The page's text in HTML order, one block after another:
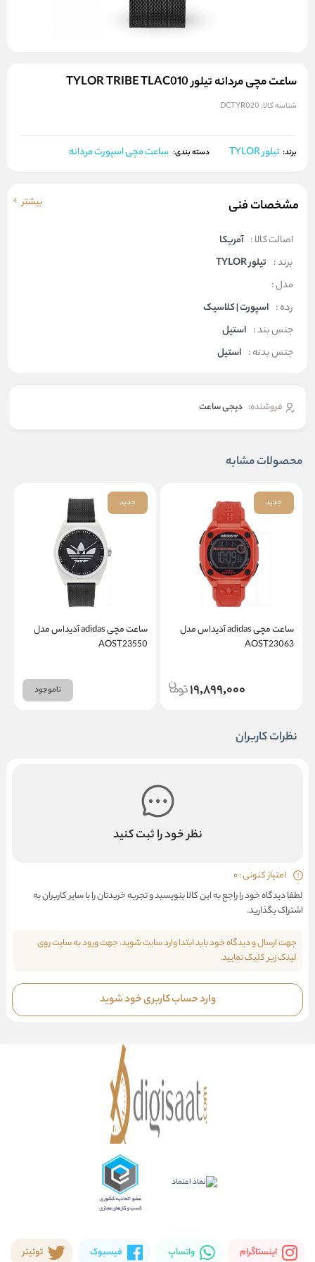
ساعت مچی مردانه تیلور TYLOR TRIBE TLAC010
شناسه کالا: DCTYR020
برند: تیلور TYLOR دسته بندی: ساعت مچی اسپورت مردانه
مشخصات فنی بیشتر
اصالت کالا : آمریکا
برند : تیلور TYLOR
مدل :
رده : اسپورت | کلاسیک
جنس بند : استیل
جنس بدنه : استیل
فروشنده: دیجی ساعت
محصولات مشابه
جدید
ساعت مچی adidas آدیداس مدل
AOST23063
19,899,000
جدید
ساعت مچی adidas آدیداس مدل
AOST23550
ناموجود
نظرات کاربران
نظر خود را ثبت کنید
امتیاز کنونی : 0
لطفا دیدگاه خود را راجع به این کالا بنویسید و تجربه خریدتان را با سایر کاربران به
اشتراک بگذارید.
جهت ارسال و دیدگاه خود باید ابتدا وارد سایت شوید. جهت ورود به سایت روی
لینک زیر کلیک نمایید.
وارد حساب کاربری خود شوید
اینستاگرام واتساپ فیسبوک توئیتر